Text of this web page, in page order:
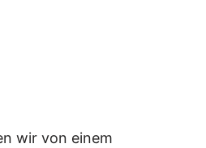
wir von einem